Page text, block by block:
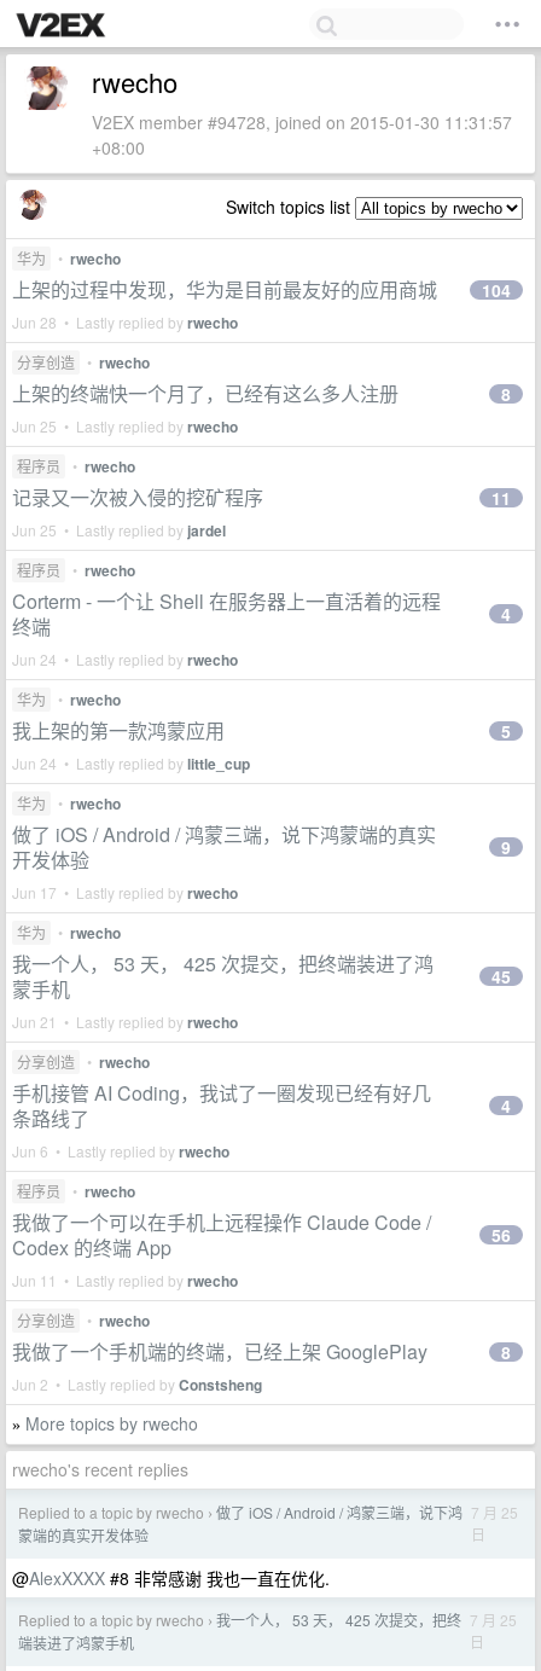
rwecho
V2EX member #94728, joined on 2015-01-30 11:31:57
+08:00
Switch topics list
华为 • rwecho
上架的过程中发现，华为是目前最友好的应用商城
Jun 28 • Lastly replied byrwecho
104
分享创造 • rwecho
上架的终端快一个月了，已经有这么多人注册
Jun 25 • Lastly replied byrwecho
8
程序员 • rwecho
记录又一次被入侵的挖矿程序
Jun 25 • Lastly replied by jardel
11
程序员 • rwecho
Corterm - 一个让 Shell 在服务器上一直活着的远程
终端
Jun 24 • Lastly replied byrwecho
4
华为 • rwecho
我上架的第一款鸿蒙应用
Jun 24 • Lastly replied bylittle_cup
5
华为 • rwecho
做了 iOS / Android / 鸿蒙三端，说下鸿蒙端的真实
开发体验
Jun 17 • Lastly replied byrwecho
9
华为 • rwecho
我一个人， 53 天， 425 次提交，把终端装进了鸿
蒙手机
Jun 21 • Lastly replied byrwecho
45
分享创造 • rwecho
手机接管 AI Coding，我试了一圈发现已经有好几
条路线了
Jun 6 • Lastly replied byrwecho
4
程序员 • rwecho
我做了一个可以在手机上远程操作 Claude Code /
Codex 的终端 App
Jun 11 • Lastly replied byrwecho
56
分享创造 • rwecho
我做了一个手机端的终端，已经上架 GooglePlay
Jun 2 • Lastly replied byConstsheng
8
» More topics by rwecho
rwecho's recent replies
Replied to a topic by rwecho › 做了 iOS / Android / 鸿蒙三端，说下鸿
蒙端的真实开发体验
7 月 25
日
@AlexXXXX #8 非常感谢 我也一直在优化.
Replied to a topic by rwecho › 我一个人， 53 天， 425 次提交，把终
端装进了鸿蒙手机
7 月 25
日